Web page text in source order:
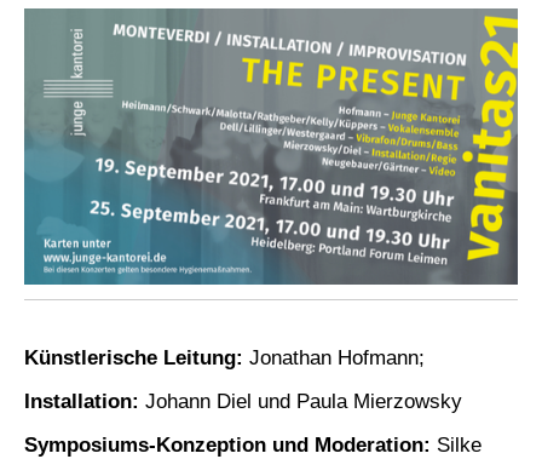
Künstlerische Leitung: Jonathan Hofmann;
Installation: Johann Diel und Paula Mierzowsky
Symposiums-Konzeption und Moderation: Silke